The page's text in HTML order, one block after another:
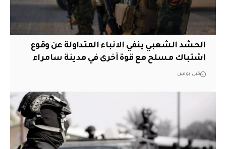
الحشد الشعبي ينفي الانباء المتداولة عن وقوع
اشتباك مسلح مع قوة أخرى في مدينة سامراء
قبل يومين